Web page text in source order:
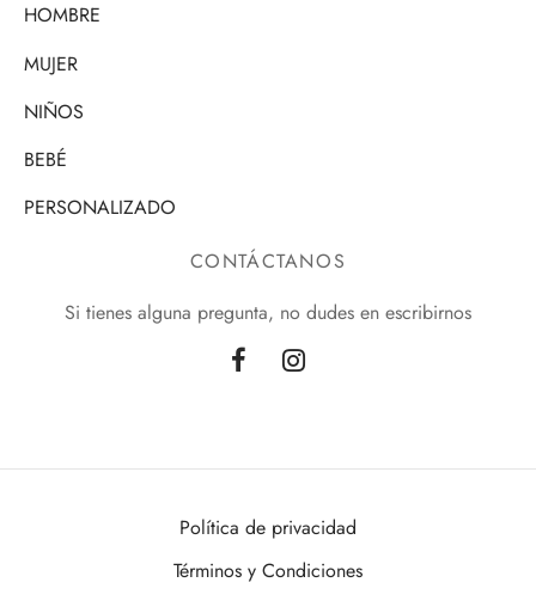
HOMBRE
MUJER
NIÑOS
BEBÉ
PERSONALIZADO
CONTÁCTANOS
Si tienes alguna pregunta, no dudes en escribirnos
Política de privacidad
Términos y Condiciones